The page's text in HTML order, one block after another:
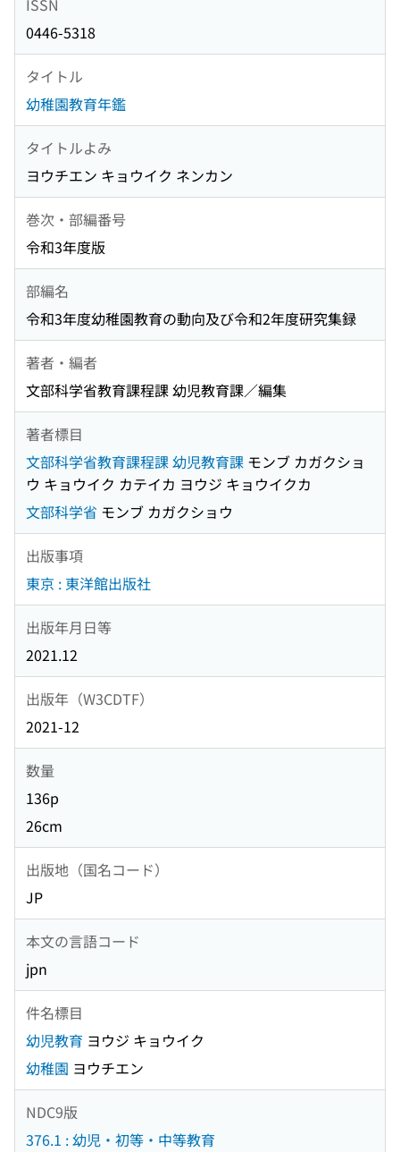
0446-5318
タイトル
幼稚園教育年鑑
タイトルよみ
ヨウチエン キョウイク ネンカン
巻次・部編番号
令和3年度版
部編名
令和3年度幼稚園教育の動向及び令和2年度研究集録
著者・編者
文部科学省教育課程課 幼児教育課／編集
著者標目
文部科学省教育課程課 幼児教育課 モンブ カガクショ
ウ キョウイク カテイカ ヨウジ キョウイクカ
文部科学省 モンブ カガクショウ
出版事項
東京 : 東洋館出版社
出版年月日等
2021.12
出版年（W3CDTF）
2021-12
数量
136p
26cm
出版地（国名コード）
JP
本文の言語コード
jpn
件名標目
幼児教育 ヨウジ キョウイク
幼稚園 ヨウチエン
NDC9版
376.1 : 幼児・初等・中等教育